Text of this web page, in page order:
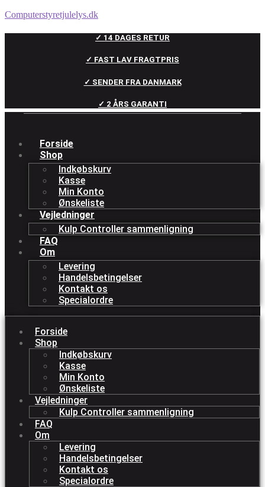
Computerstyretjulelys.dk
✓ 14 DAGES RETUR
✓ FAST LAV FRAGTPRIS
✓ SENDER FRA DANMARK
✓ 2 ÅRS GARANTI
Forside
Shop
Indkøbskurv
Kasse
Min Konto
Ønskeliste
Vejledninger
Kulp Controller sammenligning
FAQ
Om
Levering
Handelsbetingelser
Kontakt os
Specialordre
Forside
Shop
Indkøbskurv
Kasse
Min Konto
Ønskeliste
Vejledninger
Kulp Controller sammenligning
FAQ
Om
Levering
Handelsbetingelser
Kontakt os
Specialordre